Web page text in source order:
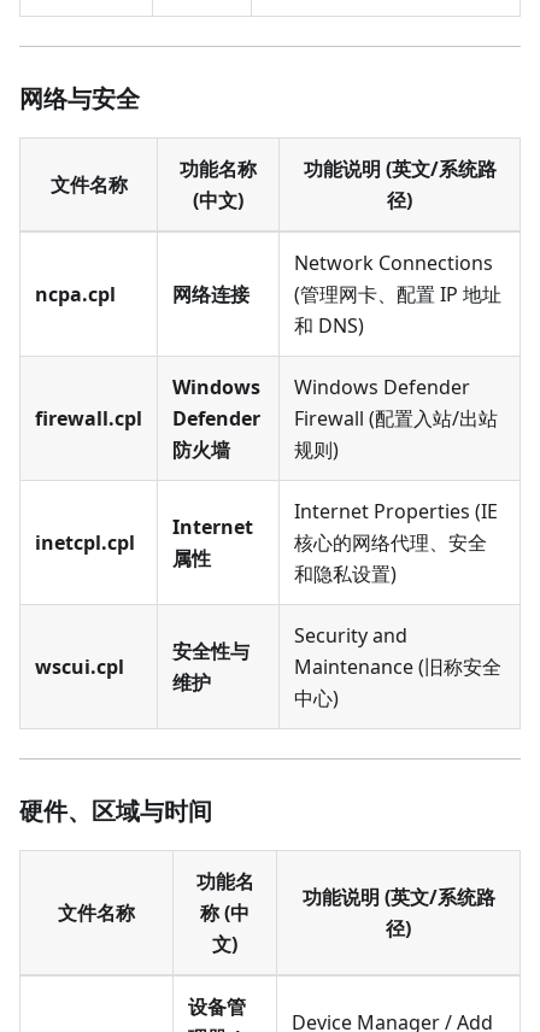
网络与安全
文件名称
功能名称
(中文)
功能说明 (英文/系统路
径)
ncpa.cpl 网络连接
Network Connections
(管理网卡、配置 IP 地址
和 DNS)
firewall.cpl
Windows
Defender
防火墙
Windows Defender
Firewall (配置入站/出站
规则)
inetcpl.cpl
Internet
属性
Internet Properties (IE
核心的网络代理、安全
和隐私设置)
wscui.cpl
安全性与
维护
Security and
Maintenance (旧称安全
中心)
硬件、区域与时间
文件名称
功能名
称 (中
文)
功能说明 (英文/系统路
径)
设备管
Device Manager / Add